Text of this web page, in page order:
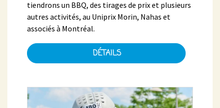
tiendrons un BBQ, des tirages de prix et plusieurs
autres activités, au Uniprix Morin, Nahas et
associés à Montréal.
DÉTAILS